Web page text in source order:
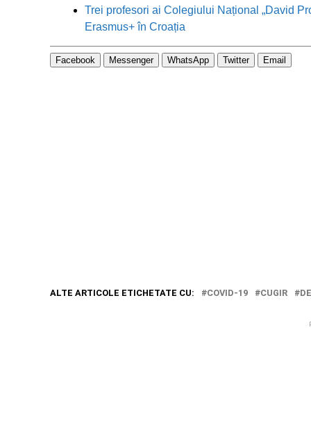
Trei profesori ai Colegiului Național „David
Erasmus+ în Croația
Facebook Messenger WhatsApp Twitter Email
ALTE ARTICOLE ETICHETATE CU: COVID-19 CUGIR